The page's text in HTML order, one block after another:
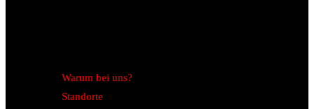
Warum bei uns?
Standorte